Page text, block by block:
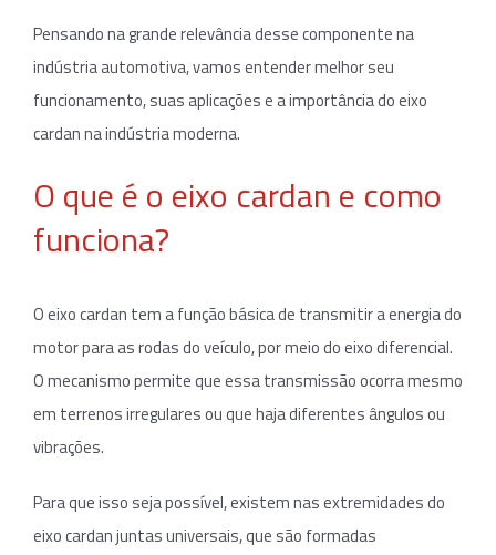
Pensando na grande relevância desse componente na
indústria automotiva, vamos entender melhor seu
funcionamento, suas aplicações e a importância do eixo
cardan na indústria moderna.
O que é o eixo cardan e como
funciona?
O eixo cardan tem a função básica de transmitir a energia do
motor para as rodas do veículo, por meio do eixo diferencial.
O mecanismo permite que essa transmissão ocorra mesmo
em terrenos irregulares ou que haja diferentes ângulos ou
vibrações.
Para que isso seja possível, existem nas extremidades do
eixo cardan juntas universais, que são formadas